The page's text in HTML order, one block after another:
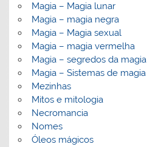
Magia – Magia lunar
Magia – magia negra
Magia – Magia sexual
Magia – magia vermelha
Magia – segredos da magia
Magia – Sistemas de magia
Mezinhas
Mitos e mitologia
Necromancia
Nomes
Óleos mágicos